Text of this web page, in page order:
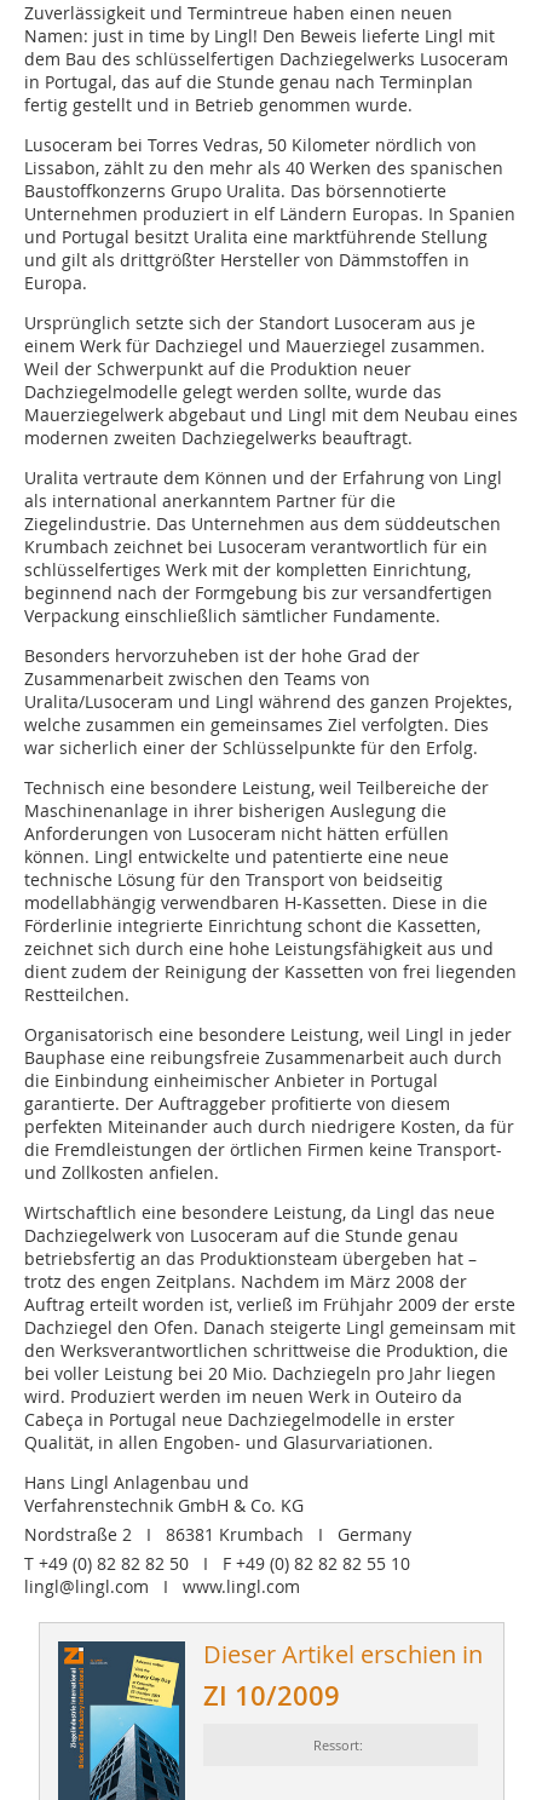
Zuverlässigkeit und Termintreue haben einen neuen
Namen: just in time by Lingl! Den Beweis lieferte Lingl mit
dem Bau des schlüsselfertigen Dachziegelwerks Lusoceram
in Portugal, das auf die Stunde genau nach Terminplan
fertig gestellt und in Betrieb genommen wurde.
Lusoceram bei Torres Vedras, 50 Kilometer nördlich von
Lissabon, zählt zu den mehr als 40 Werken des spanischen
Baustoffkonzerns Grupo Uralita. Das börsen­notierte
Unternehmen produziert in elf Ländern Europas. In Spanien
und Portugal besitzt Uralita eine marktführende Stellung
und gilt als drittgrößter Hersteller von Dämmstoffen in
Europa.
Ursprünglich setzte sich der Standort Lusoceram aus je
einem Werk für Dachziegel und Mauerziegel zusammen.
Weil der Schwerpunkt auf die Produktion neuer
Dachziegelmodelle gelegt werden sollte, wurde das
Mauerziegelwerk abgebaut und Lingl mit dem Neubau eines
modernen zweiten Dachziegelwerks beauftragt.
Uralita vertraute dem Können und der Erfahrung von Lingl
als international anerkanntem Partner für die
Ziegelindustrie. Das Unternehmen aus dem süddeutschen
Krumbach zeichnet bei Lusoceram verantwortlich für ein
schlüsselfertiges Werk mit der kompletten Einrichtung,
beginnend nach der Formgebung bis zur versandfertigen
Verpackung einschließlich sämtlicher Fundamente.
Besonders hervorzuheben ist der hohe Grad der
Zusammenarbeit zwischen den Teams von
Uralita/Lusoceram und Lingl während des ganzen Projektes,
welche zusammen ein gemeinsames Ziel verfolgten. Dies
war sicherlich einer der Schlüsselpunkte für den Erfolg.
Technisch eine besondere Leistung, weil Teilbereiche der
Maschinenanlage in ihrer bisherigen Auslegung die
Anforderungen von Lusoceram nicht hätten erfüllen
können. Lingl entwickelte und patentierte eine neue
technische Lösung für den Transport von beidseitig
modellabhängig verwendbaren H-Kassetten. Diese in die
Förderlinie integrierte Einrichtung schont die Kassetten,
zeichnet sich durch eine hohe Leistungsfähigkeit aus und
dient zudem der Reinigung der Kassetten von frei liegenden
Restteilchen.
Organisatorisch eine besondere Leistung, weil Lingl in jeder
Bauphase eine reibungsfreie Zusammenarbeit auch durch
die Einbindung einheimischer Anbieter in Portugal
garantierte. Der Auftraggeber profitierte von diesem
perfekten Miteinander auch durch niedrigere Kosten, da für
die Fremdleistungen der örtlichen Firmen keine Transport-
und Zollkosten anfielen.
Wirtschaftlich eine besondere Leistung, da Lingl das neue
Dachziegelwerk von Lusoceram auf die Stunde genau
betriebsfertig an das Produktionsteam übergeben hat –
trotz des engen Zeitplans. Nachdem im März 2008 der
Auftrag erteilt worden ist, verließ im Frühjahr 2009 der erste
Dachziegel den Ofen. Danach steigerte Lingl gemeinsam mit
den Werksverantwortlichen schrittweise die Produktion, die
bei voller Leistung bei 20 Mio. Dachziegeln pro Jahr liegen
wird. Produziert werden im neuen Werk in Outeiro da
Cabeça in Portugal neue Dachziegelmodelle in erster
Qualität, in allen Engoben- und Glasurvariationen.
Hans Lingl Anlagenbau und
Verfahrenstechnik GmbH & Co. KG
Nordstraße 2 I 86381 Krumbach I Germany
T +49 (0) 82 82 82 50 I F +49 (0) 82 82 82 55 10
lingl@lingl.com I www.lingl.com
Dieser Artikel erschien in
ZI 10/2009
Ressort: